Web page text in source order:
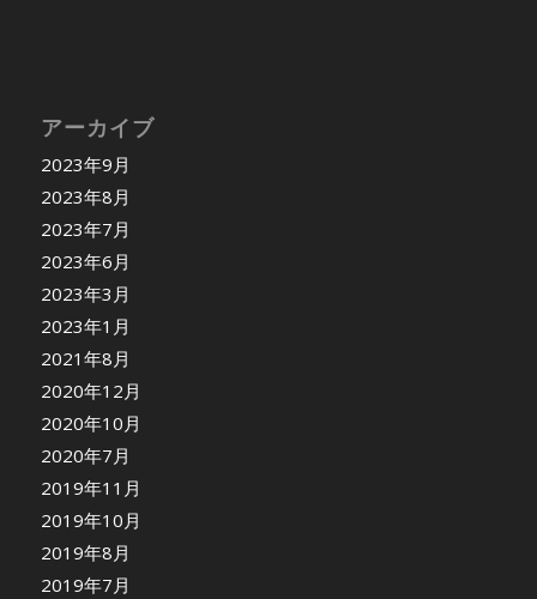
アーカイブ
2023年9月
2023年8月
2023年7月
2023年6月
2023年3月
2023年1月
2021年8月
2020年12月
2020年10月
2020年7月
2019年11月
2019年10月
2019年8月
2019年7月